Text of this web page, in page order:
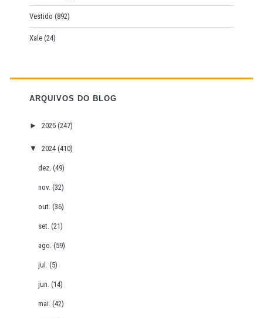
Vestido (892)
Xale (24)
ARQUIVOS DO BLOG
► 2025 (247)
▼ 2024 (410)
dez.(49)
nov.(32)
out.(36)
set.(21)
ago.(59)
jul.(5)
jun.(14)
mai.(42)